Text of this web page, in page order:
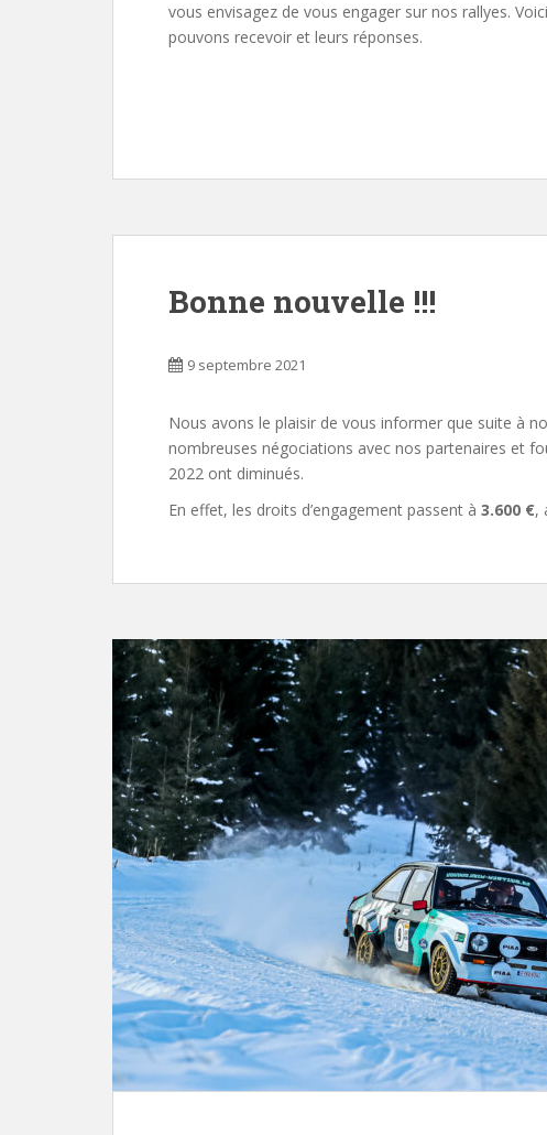
vous envisagez de vous engager sur nos rallyes.
pouvons recevoir et leurs réponses.
Bonne nouvelle !!!
9 septembre 2021
Nous avons le plaisir de vous informer que suite à
nombreuses négociations avec nos partenaires et
2022 ont diminués.
En effet, les droits d’engagement passent à 3.600 €,